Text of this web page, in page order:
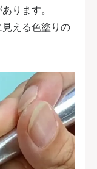
ります。
える色塗りの